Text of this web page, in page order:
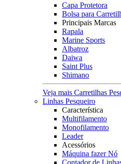
Capa Protetora
Bolsa para
Principais Marcas
Rapala
Marine Sports
Albatroz
Daiwa
Saint Plus
Shimano
Veja mais Carretilhas
Linhas Pesqueiro
Característica
Multifilamento
Monofilamento
Leader
Acessórios
Máquina fazer Nó
Contador de